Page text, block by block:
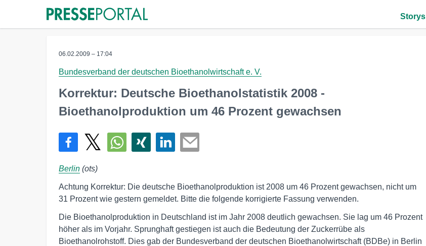
Storys
06.02.2009 – 17:04
Bundesverband der deutschen Bioethanolwirtschaft e. V.
Korrektur: Deutsche Bioethanolstatistik 2008 -
Bioethanolproduktion um 46 Prozent gewachsen
Berlin (ots)
Achtung Korrektur: Die deutsche Bioethanolproduktion ist 2008 um 46 Prozent gewachsen, nicht um
31 Prozent wie gestern gemeldet. Bitte die folgende korrigierte Fassung verwenden.
Die Bioethanolproduktion in Deutschland ist im Jahr 2008 deutlich gewachsen. Sie lag um 46 Prozent
höher als im Vorjahr. Sprunghaft gestiegen ist auch die Bedeutung der Zuckerrübe als
Bioethanolrohstoff. Dies gab der Bundesverband der deutschen Bioethanolwirtschaft (BDBe) in Berlin